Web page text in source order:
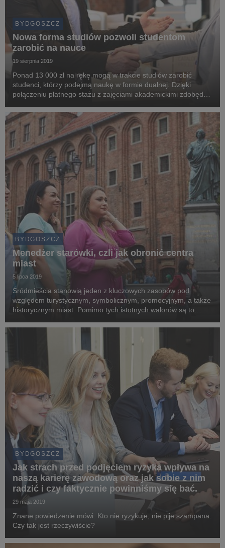
BYDGOSZCZ
Nowa forma studiów pozwoli studentom
zarobić na nauce
19 sierpnia 2019
Ponad 13 000 zł na rękę mogą w trakcie studiów zarobić
studenci, którzy podejmą naukę w formie dualnej. Dzięki
połączeniu płatnego stażu z zajęciami akademickimi zdobędą
zyskują coraz większą popularność, bo korzystają...
BYDGOSZCZ
Menedżer starówki, czli jak obronić centra
miast
5 lipca 2019
Śródmieścia stanowią jeden z kluczowych zasobów pod
względem turystycznym, symbolicznym, promocyjnym, a także
historycznym miast. Pomimo tych istotnych walorów są to
rewitalizacyjne.
BYDGOSZCZ
Jak strach przed podjęciem ryzyka wpływa na
naszą karierę zawodową oraz jak sobie z nim
radzić i czy faktycznie powinniśmy się bać.
29 maja 2019
Znane powiedzenie mówi: Kto nie ryzykuje, nie pije szampana.
Czy tak jest rzeczywiście?